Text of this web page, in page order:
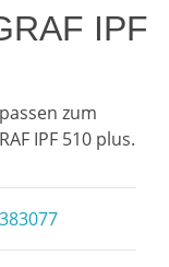
IPF
zum
IPF 510 plus.